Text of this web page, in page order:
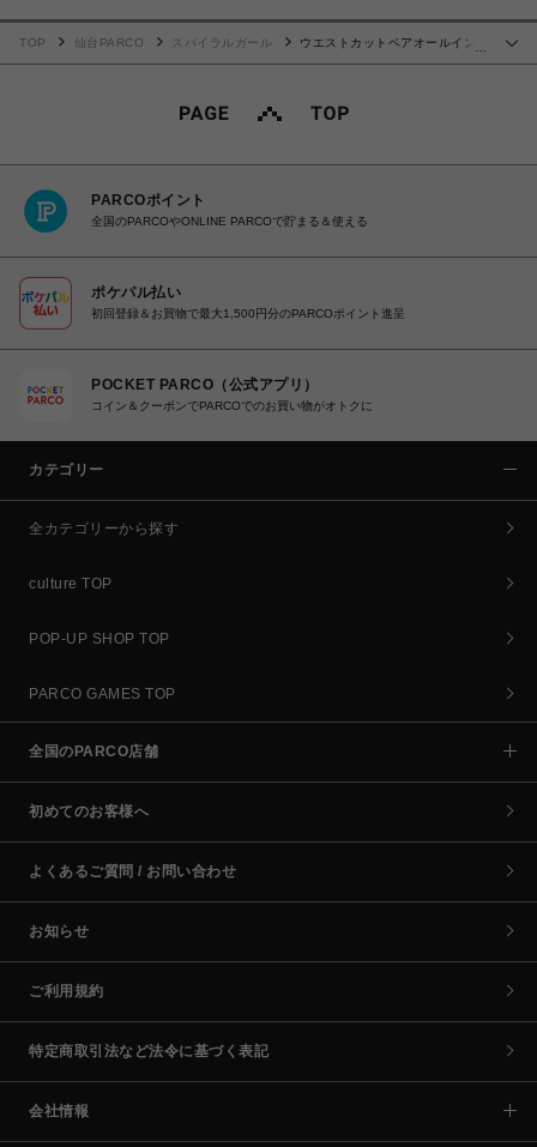
TOP 仙台PARCO スパイラルガール
ウエストカットベアオールインワ
PARCOポイント
全国のPARCOやONLINE PARCOで貯まる＆使える
ポケパル払い
初回登録＆お買物で最大1,500円分のPARCOポイント進呈
POCKET PARCO（公式アプリ）
コイン＆クーポンでPARCOでのお買い物がオトクに
カテゴリー
全カテゴリーから探す
culture TOP
POP-UP SHOP TOP
PARCO GAMES TOP
全国のPARCO店舗
初めてのお客様へ
よくあるご質問 / お問い合わせ
お知らせ
ご利用規約
特定商取引法など法令に基づく表記
会社情報